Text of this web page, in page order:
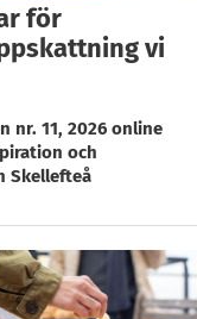
för
vi
nr. 11, 2026 online
och
Skellefteå